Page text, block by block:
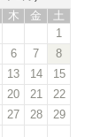
木 金
土
1
6 7
8
13 14
15
20 21
22
27 28
29